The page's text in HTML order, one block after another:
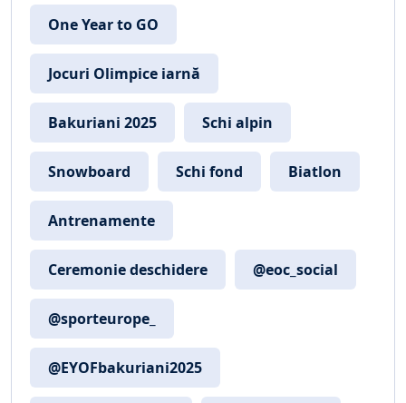
One Year to GO
Jocuri Olimpice iarnă
Bakuriani 2025 Schi alpin
Snowboard Schi fond Biatlon
Antrenamente
Ceremonie deschidere @eoc_social
@sporteurope_
@EYOFbakuriani2025